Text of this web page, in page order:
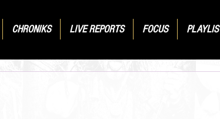
CHRONIKS LIVE REPORTS FOCUS